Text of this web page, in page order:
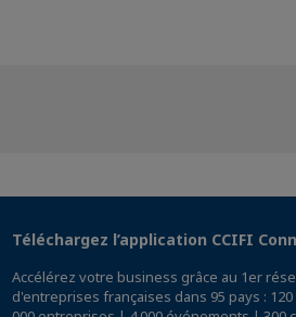
Téléchargez l’application CCIFI
Accélérez votre business grâce au 1er
d'entreprises françaises dans 95 pays :